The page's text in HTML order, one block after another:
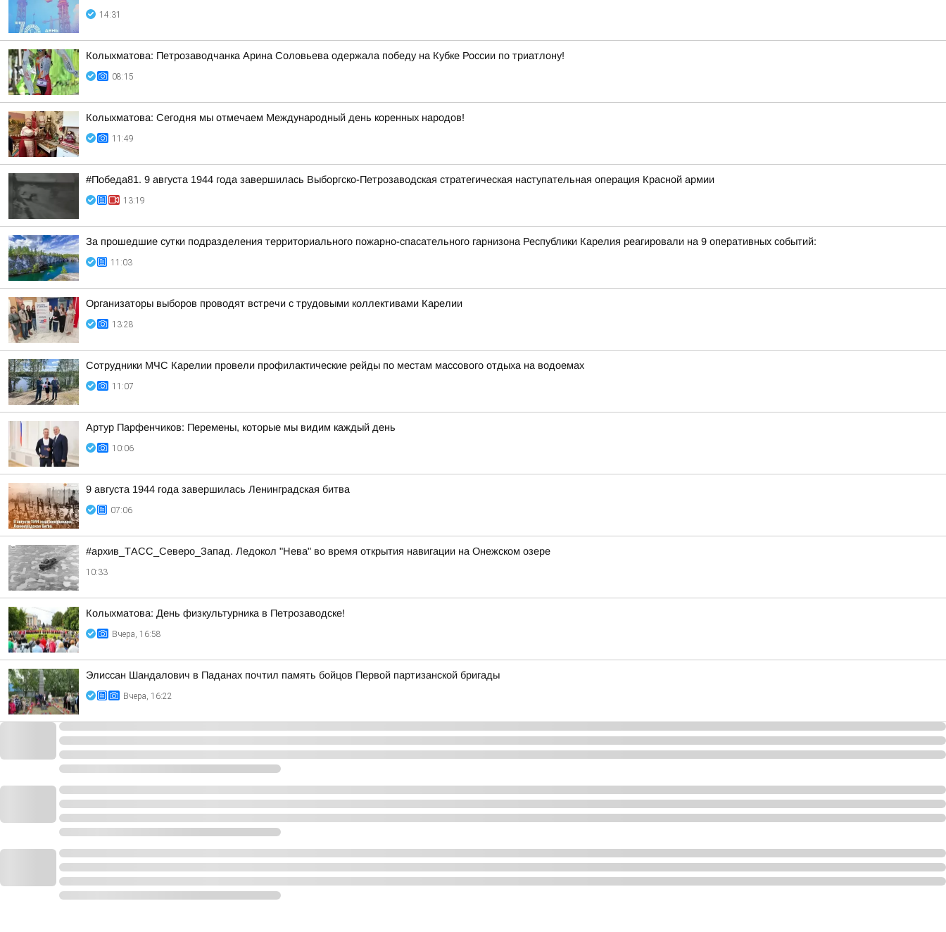
14:31
Колыхматова: Петрозаводчанка Арина Соловьева одержала победу на Кубке России по триатлону!
08:15
Колыхматова: Сегодня мы отмечаем Международный день коренных народов!
11:49
#Победа81. 9 августа 1944 года завершилась Выборгско-Петрозаводская стратегическая наступательная операция Красной армии
13:19
За прошедшие сутки подразделения территориального пожарно-спасательного гарнизона Республики Карелия реагировали на 9 оперативных событий:
11:03
Организаторы выборов проводят встречи с трудовыми коллективами Карелии
13:28
Сотрудники МЧС Карелии провели профилактические рейды по местам массового отдыха на водоемах
11:07
Артур Парфенчиков: Перемены, которые мы видим каждый день
10:06
9 августа 1944 года завершилась Ленинградская битва
07:06
#архив_ТАСС_Северо_Запад. Ледокол "Нева" во время открытия навигации на Онежском озере
10:33
Колыхматова: День физкультурника в Петрозаводске!
Вчера, 16:58
Элиссан Шандалович в Паданах почтил память бойцов Первой партизанской бригады
Вчера, 16:22